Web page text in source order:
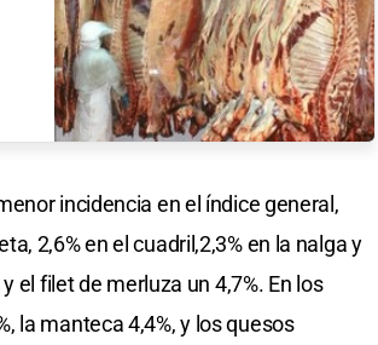
incidencia en el índice general,
2,6% en el cuadril,2,3% en la nalga y
el filet de merluza un 4,7%. En los
la manteca 4,4%, y los quesos